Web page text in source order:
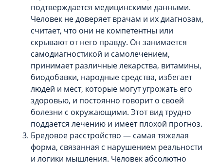
подтверждается медицинскими данными.
Человек не доверяет врачам и их диагнозам,
считает, что они не компетентны или
скрывают от него правду. Он занимается
самодиагностикой и самолечением,
принимает различные лекарства, витамины,
биодобавки, народные средства, избегает
людей и мест, которые могут угрожать его
здоровью, и постоянно говорит о своей
болезни с окружающими. Этот вид трудно
поддается лечению и имеет плохой прогноз.
Бредовое расстройство — самая тяжелая
форма, связанная с нарушением реальности
и логики мышления. Человек абсолютно